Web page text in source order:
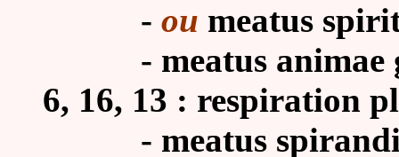
- ou meatus
- meatus
6, 16, 13 : respiration
- meatus spirandi,